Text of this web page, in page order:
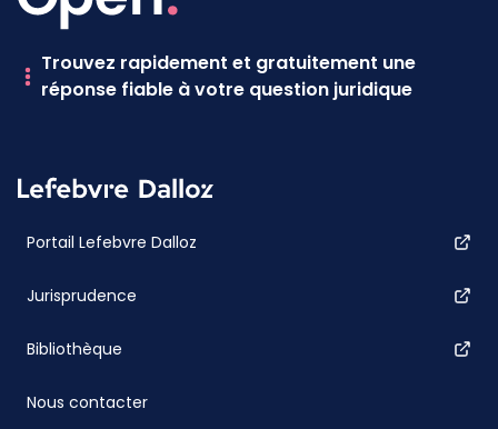
Trouvez rapidement et gratuitement une
réponse fiable à votre question juridique
Portail Lefebvre Dalloz
Jurisprudence
Bibliothèque
Nous contacter